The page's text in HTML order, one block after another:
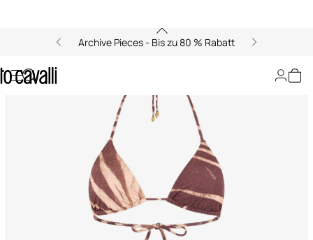
Archive Pieces - Bis zu 80 % Rabatt